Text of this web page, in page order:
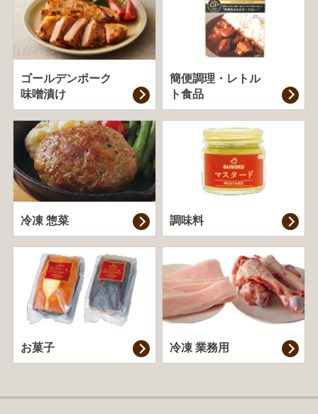
ゴールデンポーク
味噌漬け
簡便調理・ レトル
ト食品
冷凍 惣菜 調味料
お菓子 冷凍 業務用